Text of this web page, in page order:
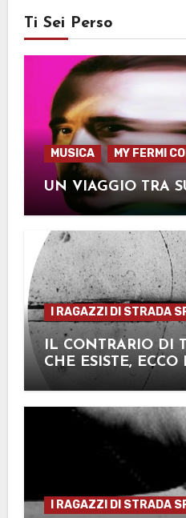
Ti Sei Perso
MUSICA MY FERMI
UN VIAGGIO TRA
I RAGAZZI DI STRADA
IL CONTRARIO DI
CHE ESISTE,
I RAGAZZI DI STRADA